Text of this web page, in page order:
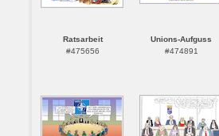
Ratsarbeit
#475656
Unions-Aufguss
#474891